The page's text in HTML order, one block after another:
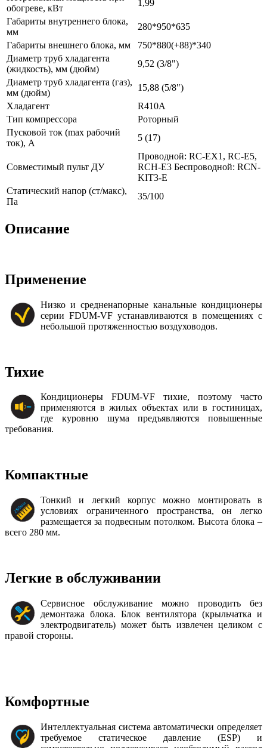
обогреве, кВт
1,99
Габариты внутреннего блока,
мм
280*950*635
Габариты внешнего блока, мм
750*880(+88)*340
Диаметр труб хладагента
(жидкость), мм (дюйм)
9,52 (3/8")
Диаметр труб хладагента (газ),
мм (дюйм)
15,88 (5/8")
Хладагент
R410A
Тип компрессора
Роторный
Пусковой ток (max рабочий
ток), А
5 (17)
Совместимый пульт ДУ
Проводной: RC-EX1, RC-E5,
RCH-E3 Беспроводной: RCN-
KIT3-E
Статический напор (ст/макс),
Па
35/100
Описание
Применение
Низко и средненапорные канальные кондиционеры
серии FDUM-VF устанавливаются в помещениях с
небольшой протяженностью воздуховодов.
Тихие
Кондиционеры FDUM-VF тихие, поэтому часто
применяются в жилых объектах или в гостиницах,
где куровню шума предъявляются повышенные
требования.
Компактные
Тонкий и легкий корпус можно монтировать в
условиях ограниченного пространства, он легко
размещается за подвесным потолком. Высота блока –
всего 280 мм.
Легкие в обслуживании
Сервисное обслуживание можно проводить без
демонтажа блока. Блок вентилятора (крыльчатка и
электродвигатель) может быть извлечен целиком с
правой стороны.
Комфортные
Интеллектуальная система автоматически определяет
требуемое статическое давление (ESP) и